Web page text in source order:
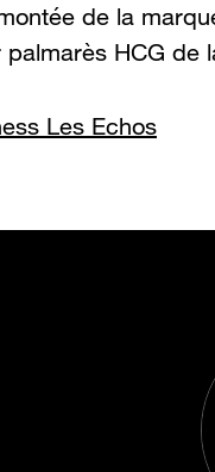
de la
HCG de
Les Echos